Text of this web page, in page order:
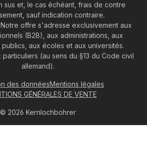
sus et, le cas échéant, frais de contre
sauf indication contraire.
Notre offre s'adresse exclusivement aux
(B2B), aux administrations, aux
publics, aux écoles et aux universités.
(au sens du §13 du Code civil
allemand).
© 2026 Kernlochbohrer
des donnéesMentions légales
GÉNÉRALES DE VENTE